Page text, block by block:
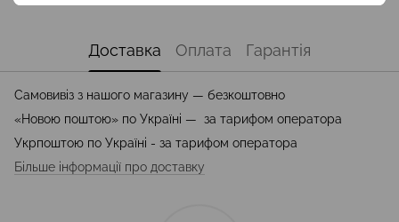
Доставка Оплата Гарантія
Самовивіз з нашого магазину — безкоштовно
«Новою поштою» по Україні — за тарифом оператора
Укрпоштою по Україні - за тарифом оператора
Більше інформації про доставку